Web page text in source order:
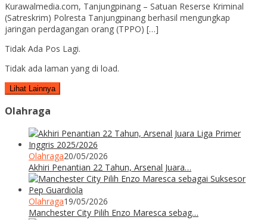
Kurawalmedia.com, Tanjungpinang – Satuan Reserse Kriminal
(Satreskrim) Polresta Tanjungpinang berhasil mengungkap
jaringan perdagangan orang (TPPO) […]
Tidak Ada Pos Lagi.
Tidak ada laman yang di load.
Lihat Lainnya
Olahraga
Olahraga20/05/2026
Akhiri Penantian 22 Tahun, Arsenal Juara…
Olahraga19/05/2026
Manchester City Pilih Enzo Maresca sebag…